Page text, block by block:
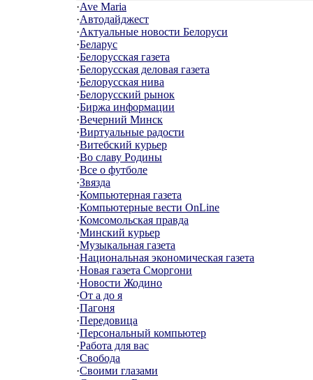
·Ave Maria
·Автодайджест
·Актуальные новости Белоруси
·Беларус
·Белорусская газета
·Белорусская деловая газета
·Белорусская нива
·Белорусский рынок
·Биржа информации
·Вечерний Минск
·Виртуальные радости
·Витебский курьер
·Во славу Родины
·Все о футболе
·Звязда
·Компьютерная газета
·Компьютерные вести OnLine
·Комсомольская правда
·Минский курьер
·Музыкальная газета
·Национальная экономическая газета
·Новая газета Сморгони
·Новости Жодино
·От а до я
·Пагоня
·Передовица
·Персональный компьютер
·Работа для вас
·Свобода
·Своими глазами